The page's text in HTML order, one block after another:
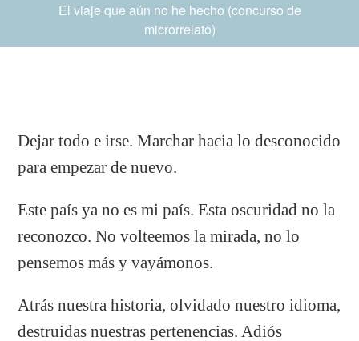
El viaje que aún no he hecho (concurso de
microrrelato)
Dejar todo e irse. Marchar hacia lo desconocido
para empezar de nuevo.
Este país ya no es mi país. Esta oscuridad no la
reconozco. No volteemos la mirada, no lo
pensemos más y vayámonos.
Atrás nuestra historia, olvidado nuestro idioma,
destruidas nuestras pertenencias. Adiós